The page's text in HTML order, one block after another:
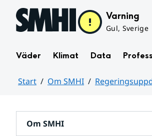
Hoppa till sidans innehåll Varning
Gul, Sverige
Väder Klimat Data
Start Om SMHI
Om SMHI